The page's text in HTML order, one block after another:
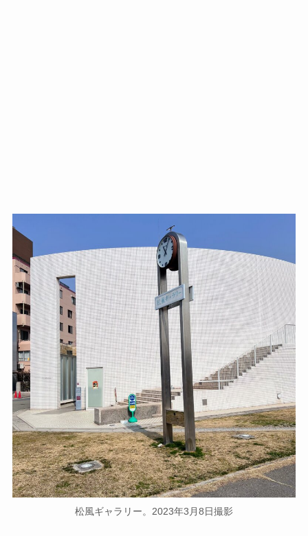
松風ギャラリー。2023年3月8日撮影